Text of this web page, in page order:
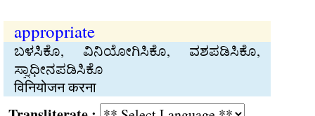
appropriate
ಬಳಸಿಕೊ, ವಿನಿಯೋಗಿಸಿಕೊ, ವಶಪಡಿಸಿಕೊ,
ಸ್ವಾಧೀನಪಡಿಸಿಕೊ
विनियोजन करना